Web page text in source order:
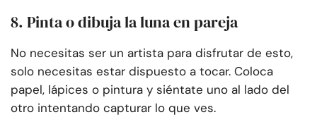
8. Pinta o dibuja la luna en pareja
No necesitas ser un artista para disfrutar de esto,
solo necesitas estar dispuesto a tocar. Coloca
papel, lápices o pintura y siéntate uno al lado del
otro intentando capturar lo que ves.